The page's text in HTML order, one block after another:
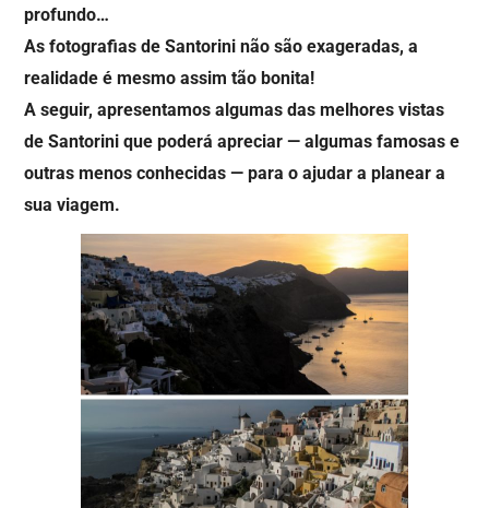
profundo…
As fotografias de Santorini não são exageradas, a
realidade é mesmo assim tão bonita!
A seguir, apresentamos algumas das melhores vistas
de Santorini que poderá apreciar — algumas famosas e
outras menos conhecidas — para o ajudar a planear a
sua viagem.